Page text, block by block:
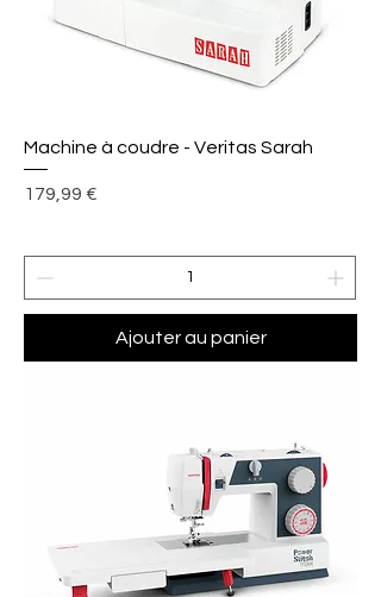
Machine à coudre - Veritas Sarah
Prix
179,99 €
Ajouter au panier